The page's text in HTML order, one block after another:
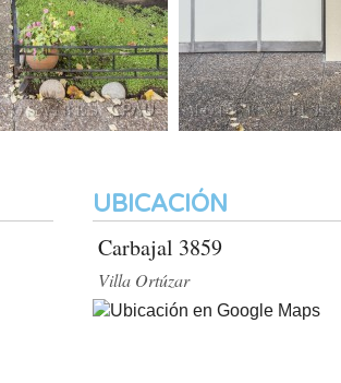
UBICACIÓN
Carbajal 3859
Villa Ortúzar